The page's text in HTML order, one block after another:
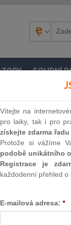
SOUDNÍ
č. 40/2009
soudním
1. 12. 2011,
Vítejte na
pro laiky, tak i pro
získejte zdarma
Protože si vážíme
podobě unikátního
Registrace je
každodenní přehled o
E-mailová adresa: *